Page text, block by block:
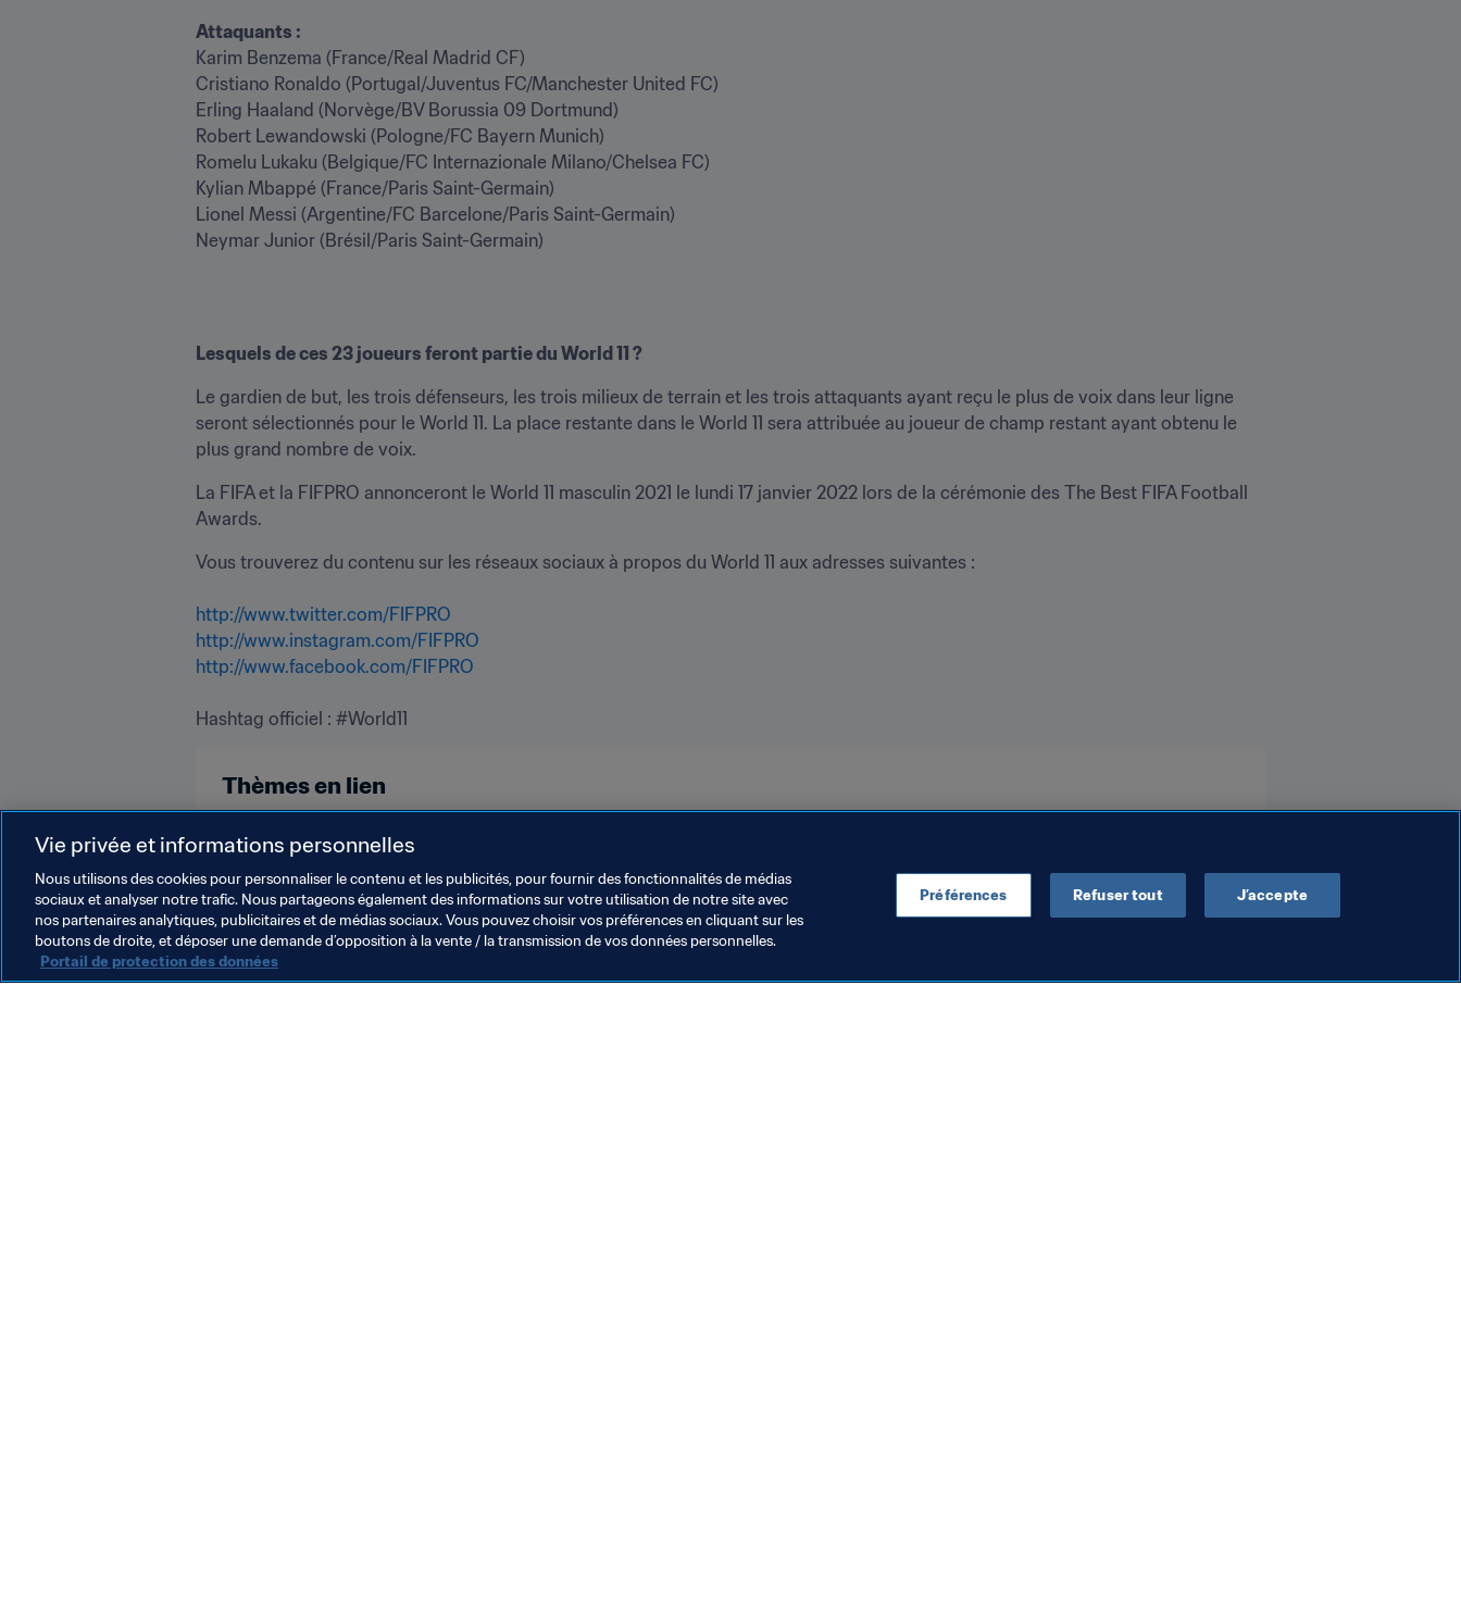
Attaquants :
Karim Benzema (France/Real Madrid CF)
Cristiano Ronaldo (Portugal/Juventus FC/Manchester United FC)
Erling Haaland (Norvège/BV Borussia 09 Dortmund)
Robert Lewandowski (Pologne/FC Bayern Munich)
Romelu Lukaku (Belgique/FC Internazionale Milano/Chelsea FC)
Kylian Mbappé (France/Paris Saint-Germain)
Lionel Messi (Argentine/FC Barcelone/Paris Saint-Germain)
Neymar Junior (Brésil/Paris Saint-Germain)
Lesquels de ces 23 joueurs feront partie du World 11 ?
Le gardien de but, les trois défenseurs, les trois milieux de terrain et les trois attaquants ayant reçu le plus de voix dans leur ligne
seront sélectionnés pour le World 11. La place restante dans le World 11 sera attribuée au joueur de champ restant ayant obtenu le
plus grand nombre de voix.
La FIFA et la FIFPRO annonceront le World 11 masculin 2021 le lundi 17 janvier 2022 lors de la cérémonie des The Best FIFA Football
Awards.
Vous trouverez du contenu sur les réseaux sociaux à propos du World 11 aux adresses suivantes :
http://www.twitter.com/FIFPRO
http://www.instagram.com/FIFPRO
http://www.facebook.com/FIFPRO
Hashtag officiel : #World11
Thèmes en lien
Organisation
Vie privée et informations personnelles
Nous utilisons des cookies pour personnaliser le contenu et les publicités, pour fournir des fonctionnalités de médias
sociaux et analyser notre trafic. Nous partageons également des informations sur votre utilisation de notre site avec
nos partenaires analytiques, publicitaires et de médias sociaux. Vous pouvez choisir vos préférences en cliquant sur les
boutons de droite, et déposer une demande d’opposition à la vente / la transmission de vos données personnelles.
Portail de protection des données
Préférences Refuser tout J’accepte